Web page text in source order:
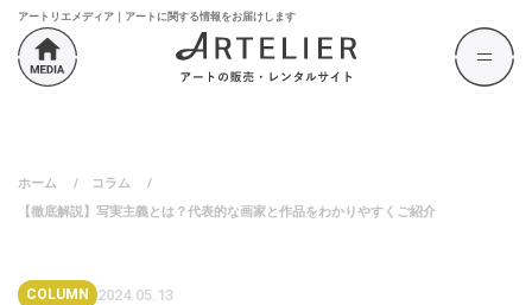
アートリエメディア｜アートに関する情報をお届けします
ホーム / コラム /
【徹底解説】写実主義とは？代表的な画家と作品をわかりやすくご紹介
COLUMN 2024.05.13